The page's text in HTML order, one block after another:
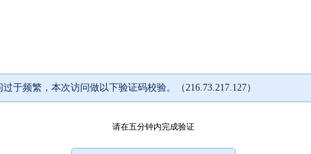
过于频繁，本次访问做以下验证码校验。（216.73.217.127）
请在五分钟内完成验证